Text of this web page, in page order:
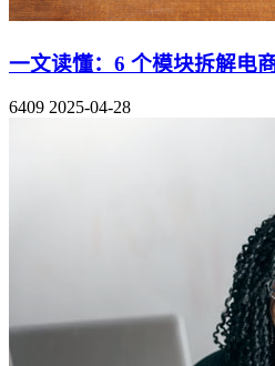
一文读懂：6 个模块拆解电
6409 2025-04-28